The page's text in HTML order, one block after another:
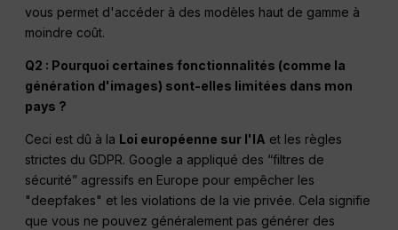
vous permet d'accéder à des modèles haut de gamme à
moindre coût.
Q2 : Pourquoi certaines fonctionnalités (comme la
génération d'images) sont-elles limitées dans mon
pays ?
Ceci est dû à la Loi européenne sur l'IA et les règles
strictes du GDPR. Google a appliqué des “filtres de
sécurité” agressifs en Europe pour empêcher les
"deepfakes" et les violations de la vie privée. Cela signifie
que vous ne pouvez généralement pas générer des